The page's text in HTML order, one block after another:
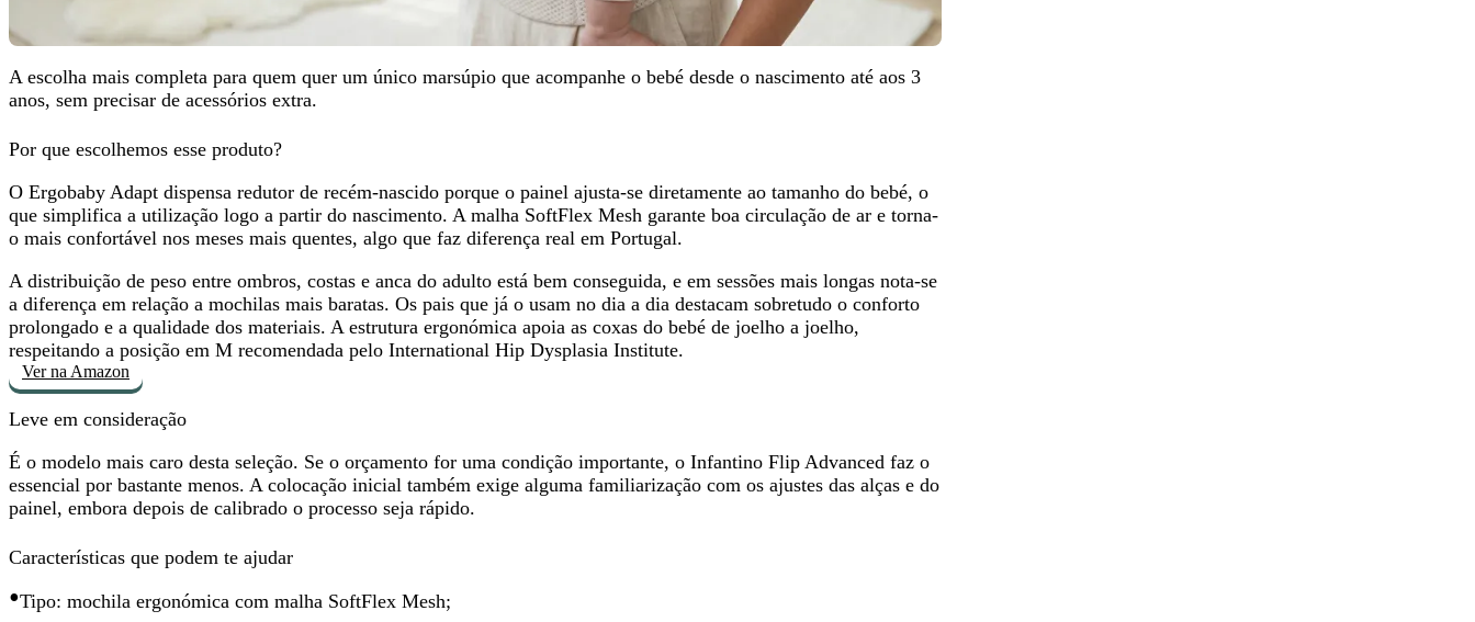
A escolha mais completa para quem quer um único marsúpio que acompanhe o bebé desde o nascimento até aos 3
anos, sem precisar de acessórios extra.
Por que escolhemos esse produto?
O Ergobaby Adapt dispensa redutor de recém-nascido porque o painel ajusta-se diretamente ao tamanho do bebé, o
que simplifica a utilização logo a partir do nascimento. A malha SoftFlex Mesh garante boa circulação de ar e torna-
o mais confortável nos meses mais quentes, algo que faz diferença real em Portugal.
A distribuição de peso entre ombros, costas e anca do adulto está bem conseguida, e em sessões mais longas nota-se
a diferença em relação a mochilas mais baratas. Os pais que já o usam no dia a dia destacam sobretudo o conforto
prolongado e a qualidade dos materiais. A estrutura ergonómica apoia as coxas do bebé de joelho a joelho,
respeitando a posição em M recomendada pelo International Hip Dysplasia Institute.
Ver na Amazon
Leve em consideração
É o modelo mais caro desta seleção. Se o orçamento for uma condição importante, o Infantino Flip Advanced faz o
essencial por bastante menos. A colocação inicial também exige alguma familiarização com os ajustes das alças e do
painel, embora depois de calibrado o processo seja rápido.
Características que podem te ajudar
•Tipo: mochila ergonómica com malha SoftFlex Mesh;